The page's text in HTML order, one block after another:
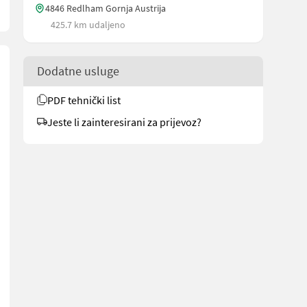
4846 Redlham Gornja Austrija
425.7 km udaljeno
Dodatne usluge
PDF tehnički list
Jeste li zainteresirani za prijevoz?